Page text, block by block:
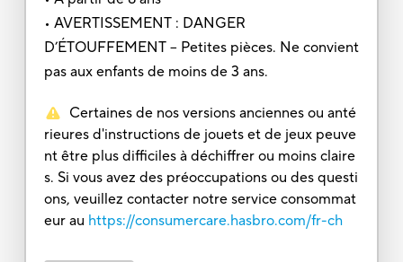
• AVERTISSEMENT : DANGER
D’ÉTOUFFEMENT – Petites pièces. Ne convient
pas aux enfants de moins de 3 ans.
Certaines de nos versions anciennes ou anté
rieures d'instructions de jouets et de jeux peuve
nt être plus difficiles à déchiffrer ou moins claire
s. Si vous avez des préoccupations ou des questi
ons, veuillez contacter notre service consommat
eur au https://consumercare.hasbro.com/fr-ch